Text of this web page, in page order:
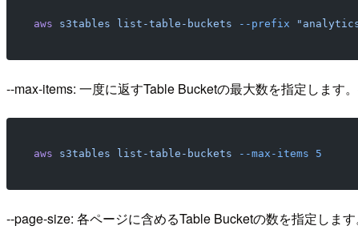
aws s3tables list-table-buckets --prefix
--max-items: 一度に返すTable Bucketの最大数を指定します
aws s3tables list-table-buckets --max-items 5
--page-size: 各ページに含めるTable Bucketの数を指定します